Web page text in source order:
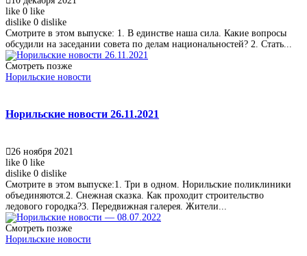
like 0 like
dislike 0 dislike
Смотрите в этом выпуске: 1. В единстве наша сила. Какие вопросы
обсудили на заседании совета по делам национальностей? 2. Стать...
Смотреть позже
Норильские новости
Норильские новости 26.11.2021
26 ноября 2021
like 0 like
dislike 0 dislike
Смотрите в этом выпуске:1. Три в одном. Норильские поликлиники
объединяются.2. Снежная сказка. Как проходит строительство
ледового городка?3. Передвижная галерея. Жители...
Смотреть позже
Норильские новости